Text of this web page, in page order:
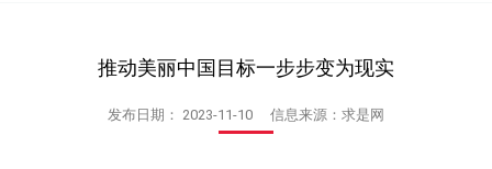
推动美丽中国目标一步步变为现实
发布日期： 2023-11-10 信息来源：求是网